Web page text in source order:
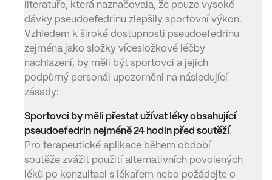
literatuře, která naznačovala, že pouze vysoké
dávky pseudoefedrinu zlepšily sportovní výkon.
Vzhledem k široké dostupnosti pseudoefedrinu
zejména jako složky vícesložkové léčby
nachlazení, by měli být sportovci a jejich
podpůrný personál upozorněni na následující
zásady:
Sportovci by měli přestat užívat léky obsahující
pseudoefedrin nejméně 24 hodin před soutěží.
Pro terapeutické aplikace během období
soutěže zvážit použití alternativních povolených
léků po konzultaci s lékařem nebo požádejte o